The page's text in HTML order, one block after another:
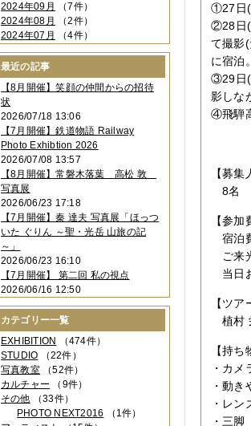
①27日(
②28日(
て撮影
に宿泊
③29日(
影しな
④飛騨
【募集
8名
【参加
宿泊
ご来
当日
【ツ
植村
【持ち
・カ
・動
・レ
・三
2024年09月
（7件）
2024年08月
（2件）
2024年07月
（4件）
2024年06月（4件）
2024年04月
2024年03月（3件）
2024年02月（2件）
2023年12月
2023年11月 （4件）
2023年10月（3件）
2023年09月（4件）
2023年08月 （1件）
2023年06月（3件）
2023年05月
2023年04月 （2件）
2023年03月（5件）
2023年02月（3件）
2023年01月
2022年12月 （3件）
2022年11月（2件）
2022年10月（4件）
2022年09月（2件）
2022年08月
（3件）
2022年07月（3件）
2022年05月（4件）
2022年04月（2件）
2022年03月
（5件）
2022年02月（3件）
2022年01月（3件）
最近の記事
【8月開催】笑顔の仲間からの招待
状
2026/07/18 13:06
【7月開催】鉄道物語 Railway
Photo Exhibtion 2026
2026/07/08 13:57
【8月開催】常磐木落葉 高松 敦
写真展
2026/06/23 17:18
【7月開催】秦 達夫 写真展「ほっつ
いた ぐりん ～聖・光岳 山旅の記
～」
2026/06/23 16:10
【7月開催】 第二回 私の視点
2026/06/16 12:50
カテゴリー一覧
EXHIBITION （474件）
STUDIO （22件）
写真教室（52件）
カルチャー （9件）
その他 （33件）
PHOTO NEXT2016 （1件）